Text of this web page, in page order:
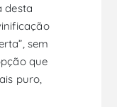
desta
sem
que
puro,